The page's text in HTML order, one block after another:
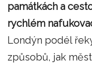
památkách a
rychlém
Londýn podél
způsobů, jak